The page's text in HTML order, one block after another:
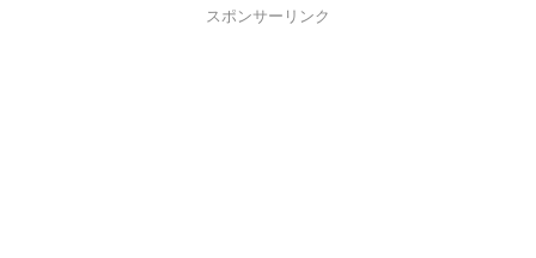
スポンサーリンク